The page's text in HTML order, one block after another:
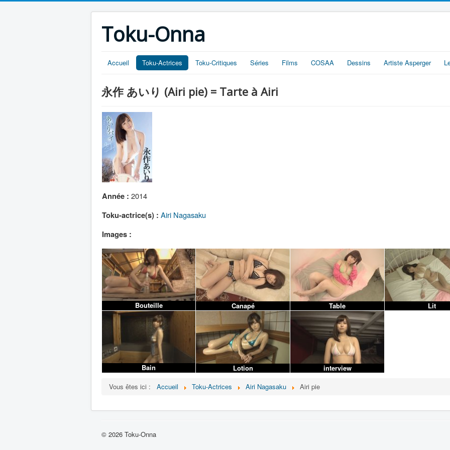
Toku-Onna
Accueil Toku-Actrices Toku-Critiques Séries Films COSAA Dessins Artiste Asperger
永作 あいり (Airi pie) = Tarte à Airi
Année : 2014
Toku-actrice(s) : Airi Nagasaku
Images :
Bouteille Canapé Table Lit
Bain Lotion
interview
Vous êtes ici :
Accueil Toku-Actrices Airi Nagasaku Airi pie
© 2026 Toku-Onna